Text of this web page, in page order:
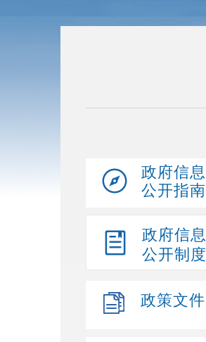
政府信息
公开指南
政府信息
公开制度
政策文件